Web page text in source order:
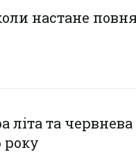
настане
літа та червнева
року